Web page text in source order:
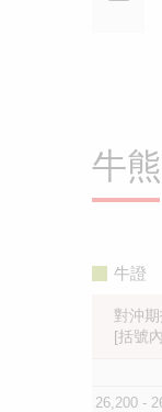
牛
牛證
對沖
[括號
26,200 -